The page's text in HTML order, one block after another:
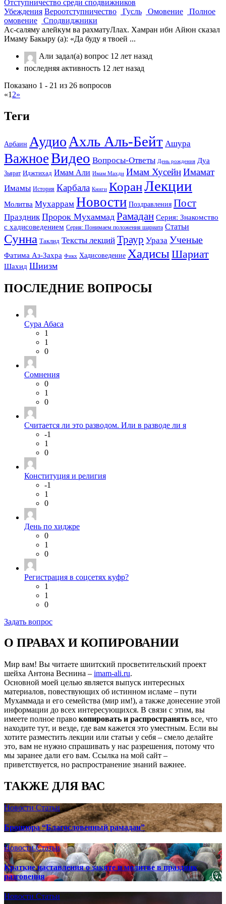
Отступничество среди сподвижников
Убеждения Вероотступничество Гусль Омовение
Полное
омовение
Сподвиджники
Ас-саляму алейкум ва рахматуЛлах. Хамран ибн Айюн сказал
Имаму Бакыру (а): «Да буду я твоей ...
Али задал(а) вопрос 12 лет назад
последняя активность 12 лет назад
Показано 1 - 21 из 26 вопросов
«1 2»
Теги
Арбаин Аудио Ахль Аль-Бейт Ашура
ВажноеВидео Вопросы-Ответы День рождения Дуа
Зьярат Иджтихад Имам Али Имам Махди Имам ХусейнИмамат
Имамы История Карбала Книги КоранЛекции
Молитва Мухаррам Новости Поздравления Пост
Праздник Пророк Мухаммад Рамадан Серия: Знакомство
с хадисоведением Серия: Понимаем положения шариата Статьи
Сунна Таклид Тексты лекций Траур Ураза Ученые
Фатима Аз-Захра Фикх Хадисоведение ХадисыШариат
Шахид Шиизм
ПОСЛЕДНИЕ ВОПРОСЫ
Сура Абаса
1
1
0
Сомнения
0
1
0
Считается ли это разводом. Или в разводе ли я
-1
1
0
Конституция и религия
-1
1
0
День по хиджре
0
1
0
Регистрация в соцсетях куфр?
1
1
0
Задать вопрос
О ПРАВАХ И КОПИРОВАНИИ
Мир вам! Вы читаете шиитский просветительский проект
шейха Антона Веснина – imam-ali.ru.
Основной моей целью является выпуск интересных
материалов, повествующих об истинном исламе – пути
Мухаммада и его семейства (мир им!), а также донесение этой
информации до всех интересующихся. В связи с этим, вы
имеете полное право копировать и распространять все, что
находите тут, и везде, где вам кажется это уместным. Если вы
хотите разместить лекции или статьи у себя – смело делайте
это, вам не нужно спрашивать у нас разрешения, потому что
мы заранее дали его вам. Ссылка на мой сайт –
приветствуется, но распространение знаний важнее.
ТАКЖЕ ДЛЯ ВАС
НовостиСтатьи
Брошюра “Благословенный рамадан”
НовостиСтатьи
Краткие наставления о закяте и молитве в праздник
разговения
Новости Статьи